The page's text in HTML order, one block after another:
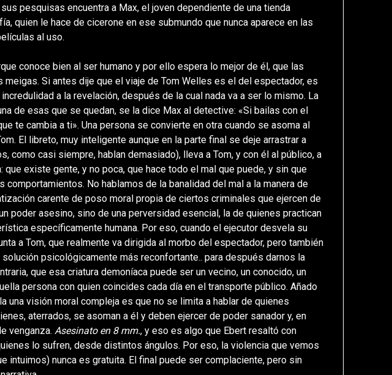
pesquisas encuentra a Max, el joven dependiente de una tienda
quien le hace de cicerone en ese submundo que nunca aparece en las
al uso.
conoce bien al ser humano y por ello espera lo mejor de él, que las
Si antes dije que el viaje de Tom Welles es el del espectador, es
a la revelación, después de la cual nada va a ser lo mismo. La
de esas que se quedan, se la dice Max al detective: «Si bailas con el
te cambia a ti». Una persona se convierte en otra cuando se asoma al
El libreto, muy inteligente aunque en la parte final se deje arrastrar a
como casi siempre, hablan demasiado), lleva a Tom, y con él al público, a
que existe gente, y no poca, que hace todo el mal que puede, y sin que
comportamientos. No hablamos de la banalidad del mal a la manera de
carente de poso moral propia de ciertos criminales que ejercen de
poder asesino, sino de una perversidad esencial, la de quienes practican
específicamente humana. Por eso, cuando el ejecutor desvela su
a Tom, que realmente va dirigida al morbo del espectador, pero también
psicológicamente más reconfortante.. para después darnos la
que esa criatura demoníaca puede ser un vecino, un conocido, un
persona con quien coincides cada día en el transporte público. Añado
una visión moral compleja es que no se limita a hablar de quienes
aterrados, se asoman a él y deben ejercer de poder sanador y, en
venganza.Asesinato en 8 mm., y eso es algo que Ebert resaltó con
lo sufren, desde distintos ángulos. Por eso, la violencia que vemos
intuimos) nunca es gratuita. El final puede ser complaciente, pero sin